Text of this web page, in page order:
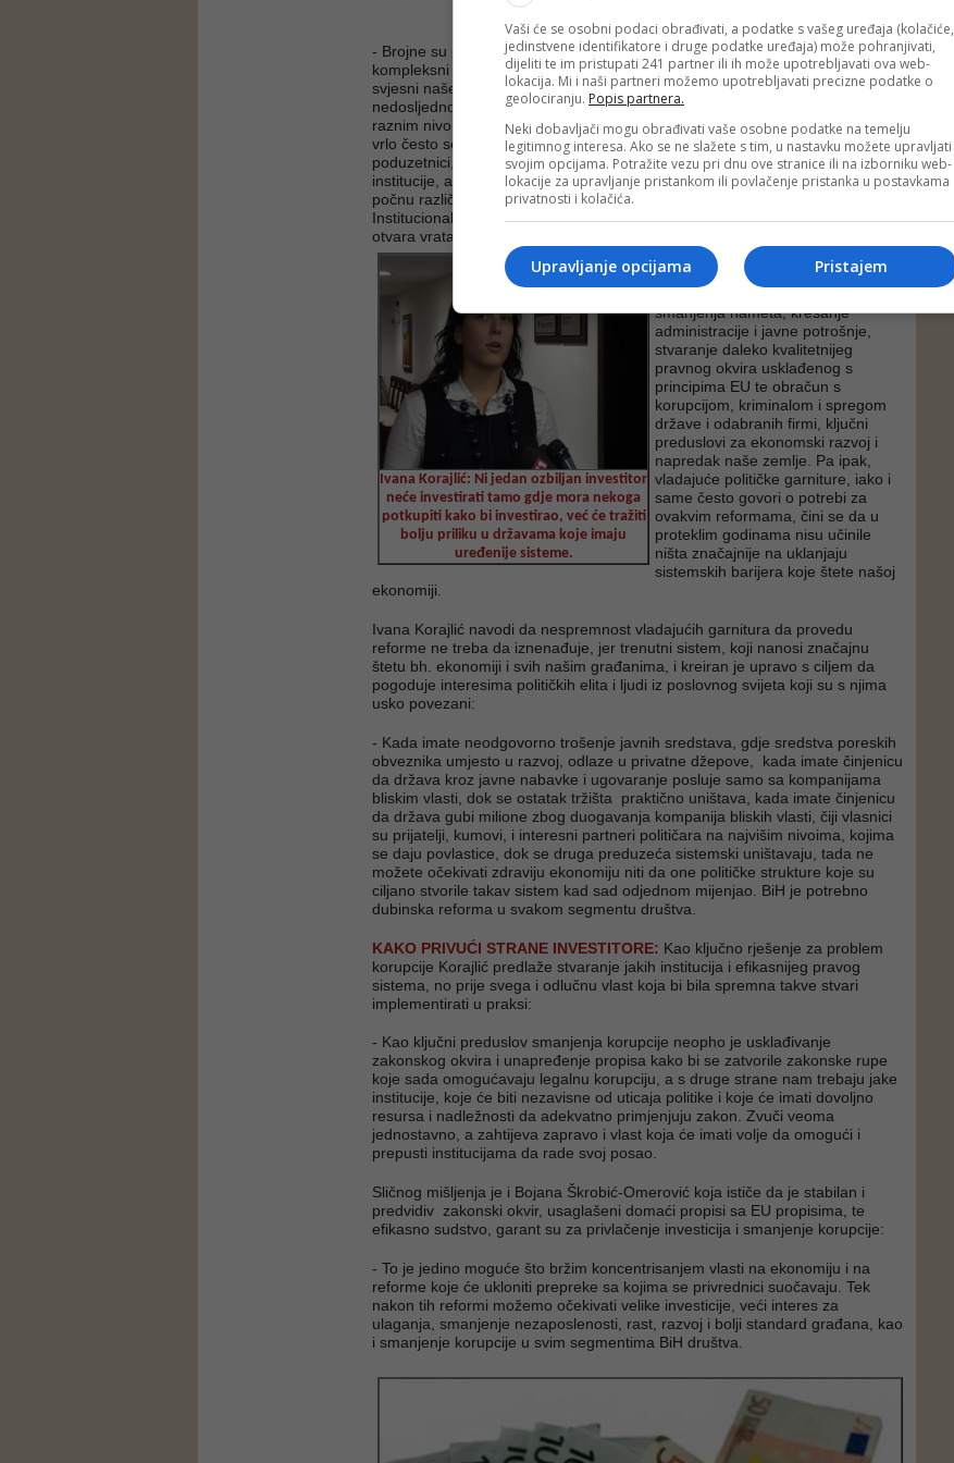
- Brojne su prepreke sa kojima se susreću investitori. Prije svega, vrlo su
kompleksni organizacija i način funkcioniranja države. Mislim da smo svi
svjesni naše ekonomske, pravne, političke i ostale podijeljenosti,
nedosljednosti u propisima i primjene brojnih administrativnih procedura na
raznim nivoima vlasti. Čak i kada postoje dobra zakonska rješenja ponekad ili
vrlo često se ne provode u praksi, pa se i strani i domaći investitori i
poduzetnici, ali i građani svakodnevno susreću sa problemima kada
institucije, a zbog svoje kompleksnosti i neadekvatnog birokratskog aparata,
počnu različito tumačiti određene propise ili prebacivati nadležnosti.
Institucionalno okruženje je ranjivo na korupciju – velika administracija upravo
otvara vrata korupciji, ističe Škrobić-Omerović.
Ivana Korajlić: Ni jedan ozbiljan investitor
neće investirati tamo gdje mora nekoga
potkupiti kako bi investirao, već će tražiti
bolju priliku u državama koje imaju
uređenije sisteme.
Ekonomisti i analitičari već
smanjenja nameta, kresanje
administracije i javne potrošnje,
stvaranje daleko kvalitetnijeg
pravnog okvira usklađenog s
principima EU te obračun s
korupcijom, kriminalom i spregom
države i odabranih firmi, ključni
preduslovi za ekonomski razvoj i
napredak naše zemlje. Pa ipak,
vladajuće političke garniture, iako i
same često govori o potrebi za
ovakvim reformama, čini se da u
proteklim godinama nisu učinile
ništa značajnije na uklanjaju
sistemskih barijera koje štete našoj
ekonomiji.
Ivana Korajlić navodi da nespremnost vladajućih garnitura da provedu
reforme ne treba da iznenađuje, jer trenutni sistem, koji nanosi značajnu
štetu bh. ekonomiji i svih našim građanima, i kreiran je upravo s ciljem da
pogoduje interesima političkih elita i ljudi iz poslovnog svijeta koji su s njima
usko povezani:
- Kada imate neodgovorno trošenje javnih sredstava, gdje sredstva poreskih
obveznika umjesto u razvoj, odlaze u privatne džepove, kada imate činjenicu
da država kroz javne nabavke i ugovaranje posluje samo sa kompanijama
bliskim vlasti, dok se ostatak tržišta praktično uništava, kada imate činjenicu
da država gubi milione zbog duogavanja kompanija bliskih vlasti, čiji vlasnici
su prijatelji, kumovi, i interesni partneri političara na najvišim nivoima, kojima
se daju povlastice, dok se druga preduzeća sistemski uništavaju, tada ne
možete očekivati zdraviju ekonomiju niti da one političke strukture koje su
ciljano stvorile takav sistem kad sad odjednom mijenjao. BiH je potrebno
dubinska reforma u svakom segmentu društva.
KAKO PRIVUĆI STRANE INVESTITORE: Kao ključno rješenje za problem
korupcije Korajlić predlaže stvaranje jakih institucija i efikasnijeg pravog
sistema, no prije svega i odlučnu vlast koja bi bila spremna takve stvari
implementirati u praksi:
- Kao ključni preduslov smanjenja korupcije neopho je usklađivanje
zakonskog okvira i unapređenje propisa kako bi se zatvorile zakonske rupe
koje sada omogućavaju legalnu korupciju, a s druge strane nam trebaju jake
institucije, koje će biti nezavisne od uticaja politike i koje će imati dovoljno
resursa i nadležnosti da adekvatno primjenjuju zakon. Zvuči veoma
jednostavno, a zahtijeva zapravo i vlast koja će imati volje da omogući i
prepusti institucijama da rade svoj posao.
Sličnog mišljenja je i Bojana Škrobić-Omerović koja ističe da je stabilan i
predvidiv zakonski okvir, usaglašeni domaći propisi sa EU propisima, te
efikasno sudstvo, garant su za privlačenje investicija i smanjenje korupcije:
- To je jedino moguće što bržim koncentrisanjem vlasti na ekonomiju i na
reforme koje će ukloniti prepreke sa kojima se privrednici suočavaju. Tek
nakon tih reformi možemo očekivati velike investicije, veći interes za
ulaganja, smanjenje nezaposlenosti, rast, razvoj i bolji standard građana, kao
i smanjenje korupcije u svim segmentima BiH društva.
Vaši će se osobni podaci obrađivati, a podatke s vašeg uređaja (kolačiće,
jedinstvene identifikatore i druge podatke uređaja) može pohranjivati,
dijeliti te im pristupati 241 partner ili ih može upotrebljavati ova web-
lokacija. Mi i naši partneri možemo upotrebljavati precizne podatke o
geolociranju. Popis partnera.
Neki dobavljači mogu obrađivati vaše osobne podatke na temelju
legitimnog interesa. Ako se ne slažete s tim, u nastavku možete upravljati
svojim opcijama. Potražite vezu pri dnu ove stranice ili na izborniku web-
lokacije za upravljanje pristankom ili povlačenje pristanka u postavkama
privatnosti i kolačića.
Pristajem
Upravljanje opcijama